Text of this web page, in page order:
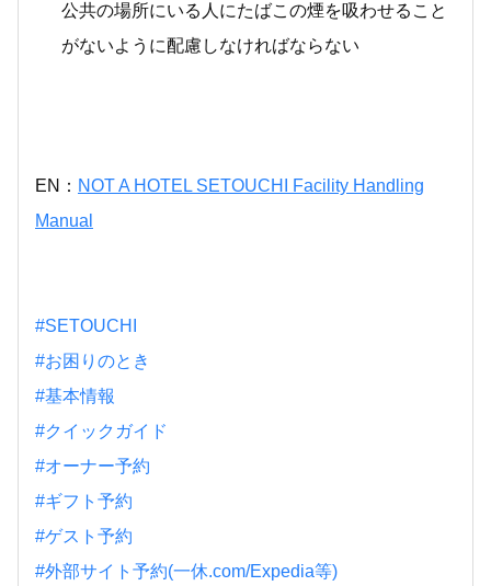
公共の場所にいる人にたばこの煙を吸わせること
がないように配慮しなければならない
EN： NOT A HOTEL SETOUCHI Facility Handling
Manual
#SETOUCHI
#お困りのとき
#基本情報
#クイックガイド
#オーナー予約
#ギフト予約
#ゲスト予約
#外部サイト予約(一休.com/Expedia等)